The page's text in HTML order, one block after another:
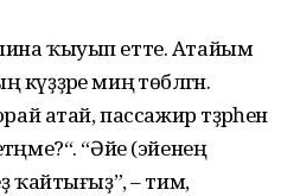
ҡыуып етте. Атайым
миңә төбәлгән.
атай, пассажир тәҙрәһен
“Әйе (эйенең
ҡайтығыҙ”, – тим,